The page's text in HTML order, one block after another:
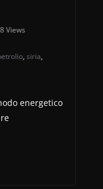
Views
, siria,
energetico